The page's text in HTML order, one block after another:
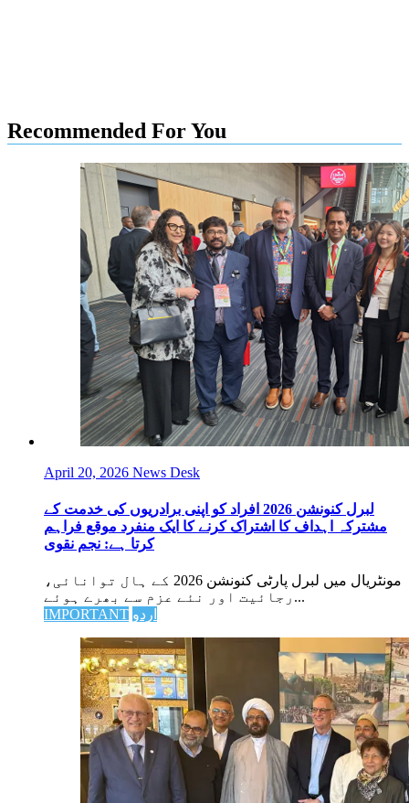
Recommended For You
April 20, 2026 News Desk
لبرل کنونشن 2026 افراد کو اپنی برادریوں کی خدمت کے
مشترکہ اہداف کا اشتراک کرنے کا ایک منفرد موقع فراہم
کرتا ہے: نجم نقوی
مونٹریال میں لبرل پارٹی کنونشن 2026 کے ہال توانائی،
رجائیت اور نئے عزم سے بھرے ہوئے...
IMPORTANT اردو